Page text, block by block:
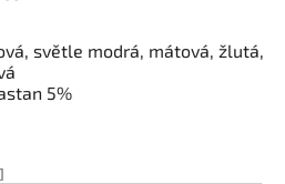
světle modrá, mátová, žlutá,
5%